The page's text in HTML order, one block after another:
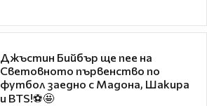
Джъстин Бийбър ще пее на
Световното първенство по
футбол заедно с Мадона, Шакира
и BTS!⚽🤩